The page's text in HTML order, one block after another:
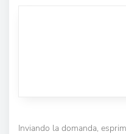
Inviando la domanda,